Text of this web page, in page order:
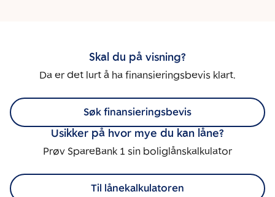
Skal du på visning?
Da er det lurt å ha finansieringsbevis klart.
Søk finansieringsbevis
Usikker på hvor mye du kan låne?
Prøv SpareBank 1 sin boliglånskalkulator
Til lånekalkulatoren